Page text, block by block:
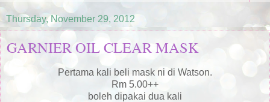
Thursday, November 29, 2012
GARNIER OIL CLEAR MASK
Pertama kali beli mask ni di Watson.
Rm 5.00++
boleh dipakai dua kali